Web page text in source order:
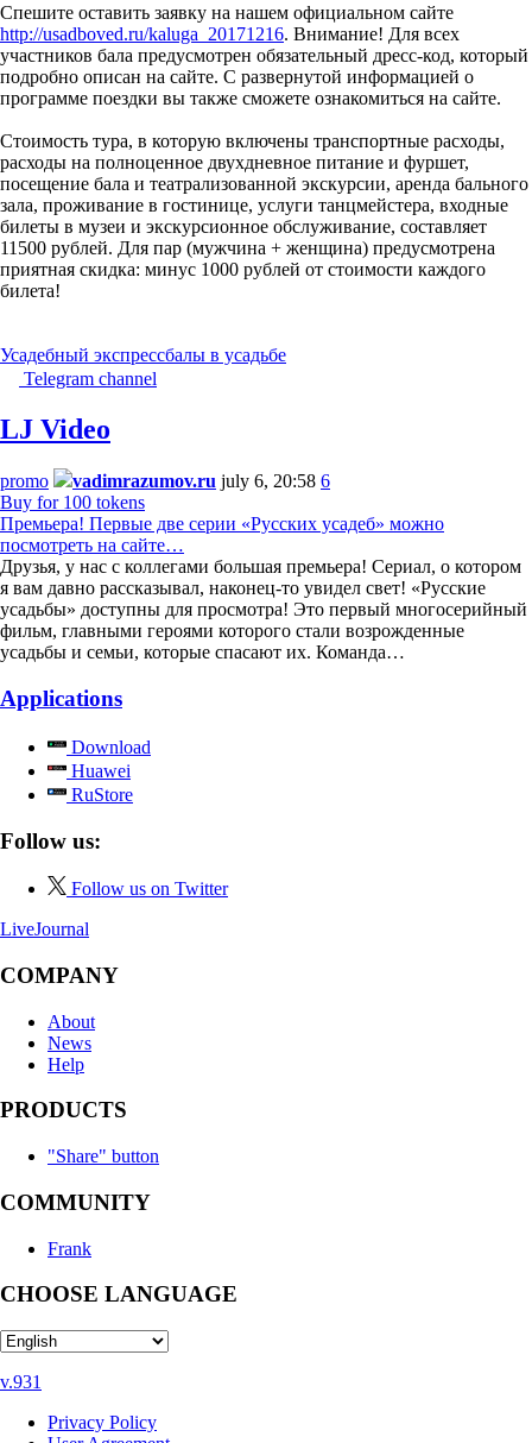
Спешите оставить заявку на нашем официальном сайте
http://usadboved.ru/kaluga_20171216. Внимание! Для всех
участников бала предусмотрен обязательный дресс-код, который
подробно описан на сайте. С развернутой информацией о
программе поездки вы также сможете ознакомиться на сайте.
Стоимость тура, в которую включены транспортные расходы,
расходы на полноценное двухдневное питание и фуршет,
посещение бала и театрализованной экскурсии, аренда бального
зала, проживание в гостинице, услуги танцмейстера, входные
билеты в музеи и экскурсионное обслуживание, составляет
11500 рублей. Для пар (мужчина + женщина) предусмотрена
приятная скидка: минус 1000 рублей от стоимости каждого
билета!
Усадебный экспрессбалы в усадьбе
Telegram channel
LJ Video
promo vadimrazumov.ru july 6, 20:58 6
Buy for 100 tokens
Премьера! Первые две серии «Русских усадеб» можно
посмотреть на сайте…
Друзья, у нас с коллегами большая премьера! Сериал, о котором
я вам давно рассказывал, наконец-то увидел свет! «Русские
усадьбы» доступны для просмотра! Это первый многосерийный
фильм, главными героями которого стали возрожденные
усадьбы и семьи, которые спасают их. Команда…
Applications
Download
Huawei
RuStore
Follow us:
Follow us on Twitter
LiveJournal
COMPANY
About
News
Help
PRODUCTS
"Share" button
COMMUNITY
Frank
CHOOSE LANGUAGE
v.931
Privacy Policy